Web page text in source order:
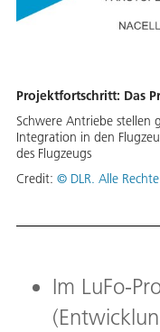
Projektfortschritt: Das
Schwere Antriebe stellen
Integration in den
des Flugzeugs
Credit: © DLR. Alle
Im LuFo-